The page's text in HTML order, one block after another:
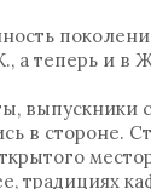
а теперь и в
в стороне.
традициях